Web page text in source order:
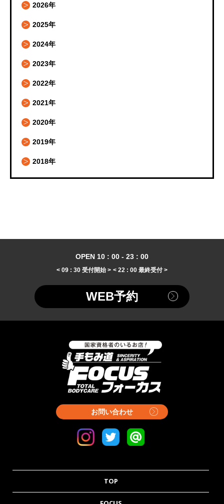
2026年
2025年
2024年
2023年
2022年
2021年
2020年
2019年
2018年
OPEN 10 : 00 - 23 : 00
< 09 : 30 受付開始 > < 22 : 00 最終受付 >
WEB予約
お問い合わせ
TOP